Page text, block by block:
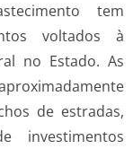
tem
voltados à
no Estado. As
de estradas,
investimentos